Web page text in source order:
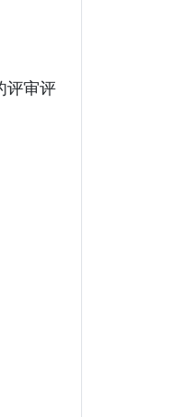
评审评